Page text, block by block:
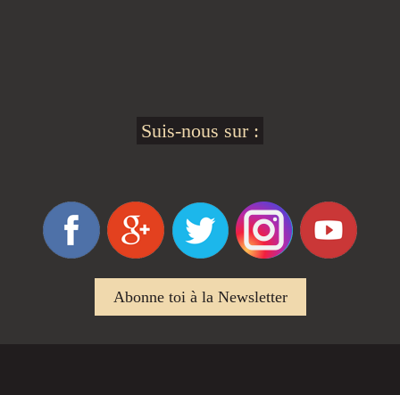
Suis-nous sur :
Abonne toi à la Newsletter